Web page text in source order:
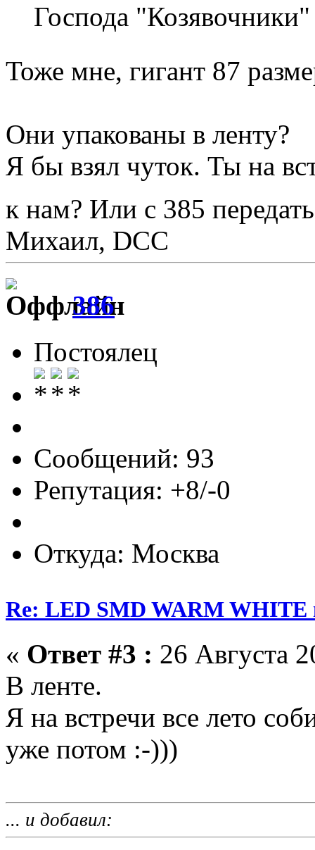
Господа "Козявочники"
Тоже мне, гигант 87
Они упакованы в ленту?
Я бы взял чуток. Ты на
к нам? Или с 385
Михаил, DCC
386
Постоялец
Сообщений: 93
Репутация: +8/-0
Откуда: Москва
Re: LED SMD WARM
« Ответ #3 : 26 Августа
В ленте.
Я на встречи все лето
уже потом :-)))
... и добавил: